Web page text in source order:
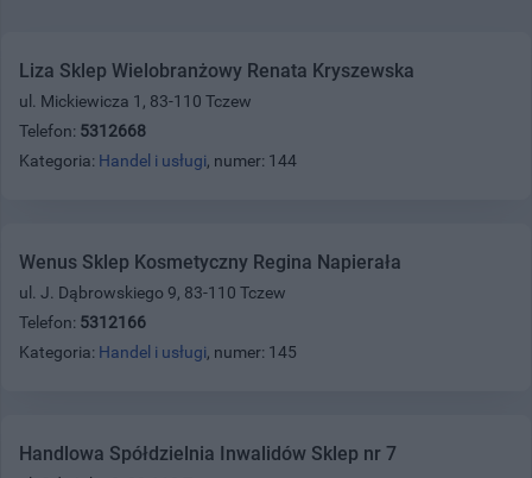
Liza Sklep Wielobranżowy Renata Kryszewska
ul. Mickiewicza 1, 83-110 Tczew
Telefon: 5312668
Kategoria: Handel i usługi, numer: 144
Wenus Sklep Kosmetyczny Regina Napierała
ul. J. Dąbrowskiego 9, 83-110 Tczew
Telefon: 5312166
Kategoria: Handel i usługi, numer: 145
Handlowa Spółdzielnia Inwalidów Sklep nr 7